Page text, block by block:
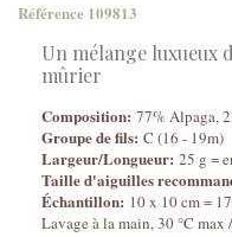
Référence 109813
Un mélange luxueux
mûrier
Composition: 77% Alpaga,
Groupe de fils: C (16 - 19m)
Largeur/Longueur: 25 g =
Taille d'aiguilles
Échantillon: 10 x 10 cm =
Lavage à la main, 30 °C max